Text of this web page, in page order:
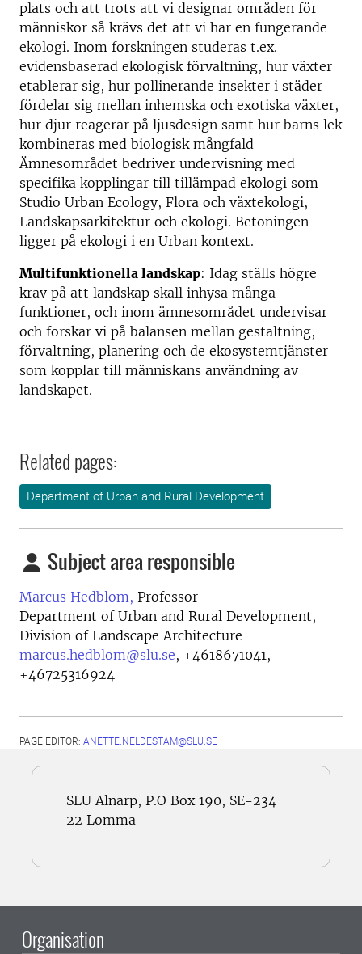
plats och att trots att vi designar områden för
människor så krävs det att vi har en fungerande
ekologi. Inom forskningen studeras t.ex.
evidensbaserad ekologisk förvaltning, hur växter
etablerar sig, hur pollinerande insekter i städer
fördelar sig mellan inhemska och exotiska växter,
hur djur reagerar på ljusdesign samt hur barns lek
kombineras med biologisk mångfald
Ämnesområdet bedriver undervisning med
specifika kopplingar till tillämpad ekologi som
Studio Urban Ecology, Flora och växtekologi,
Landskapsarkitektur och ekologi. Betoningen
ligger på ekologi i en Urban kontext.
Multifunktionella landskap: Idag ställs högre
krav på att landskap skall inhysa många
funktioner, och inom ämnesområdet undervisar
och forskar vi på balansen mellan gestaltning,
förvaltning, planering och de ekosystemtjänster
som kopplar till människans användning av
landskapet.
Related pages:
Department of Urban and Rural Development
Subject area responsible
Marcus Hedblom, Professor
Department of Urban and Rural Development,
Division of Landscape Architecture
marcus.hedblom@slu.se, +4618671041,
+46725316924
PAGE EDITOR: ANETTE.NELDESTAM@SLU.SE
SLU Alnarp, P.O Box 190, SE-234
22 Lomma
Organisation